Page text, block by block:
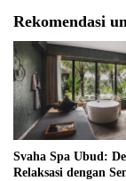
Rekomendasi
Svaha Spa Ubud:
Relaksasi dengan